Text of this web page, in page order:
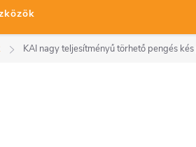
KAI nagy teljesítményű törhető pengés